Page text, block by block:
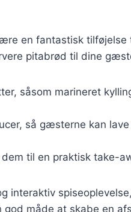
en fantastisk tilføjelse
pitabrød til dine
såsom marineret
så gæsterne kan
til en praktisk take-
interaktiv
måde at skabe en